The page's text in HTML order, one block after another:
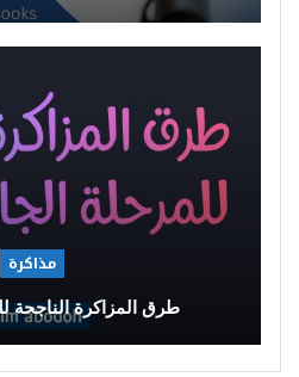
مذاكرة
طرق المزاكرة الناجحة